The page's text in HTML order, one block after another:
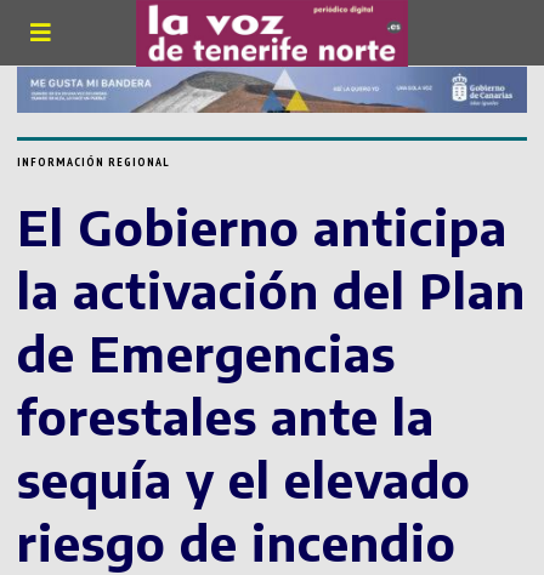
INFORMACIÓN REGIONAL
El Gobierno anticipa
la activación del Plan
de Emergencias
forestales ante la
sequía y el elevado
riesgo de incendio